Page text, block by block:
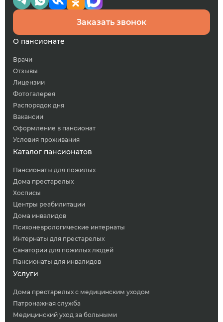
Заказать звонок
О пансионате
Врачи
Отзывы
Лицензии
Фотогалерея
Распорядок дня
Вакансии
Оформление в пансионат
Условия проживания
Каталог пансионатов
Пансионаты для пожилых
Дома престарелых
Хосписы
Центры реабилитации
Дома инвалидов
Психоневрологические интернаты
Интернаты для престарелых
Санатории для пожилых людей
Пансионаты для инвалидов
Услуги
Дома престарелых с медицинским уходом
Патронажная служба
Медицинский уход за больными